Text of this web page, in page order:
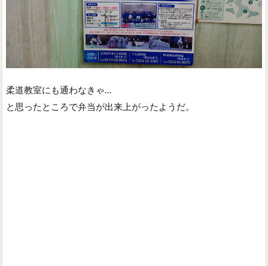
柔道教室にも通わなきゃ…
と思ったところで弁当が出来上がったようだ。